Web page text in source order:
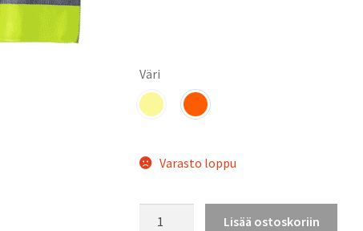
Väri
Varasto loppu
Lisää ostoskoriin